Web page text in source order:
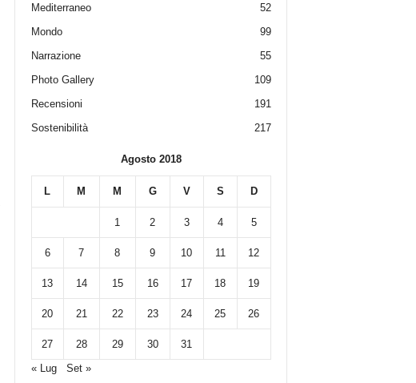
Mediterraneo
52
Mondo
99
Narrazione
55
Photo Gallery
109
Recensioni
191
Sostenibilità
217
Agosto 2018
L M M G V S D
1 2 3 4 5
6 7 8 9 10 11 12
13 14 15 16 17 18 19
20 21 22 23 24 25 26
27 28 29 30
31
« Lug
Set »